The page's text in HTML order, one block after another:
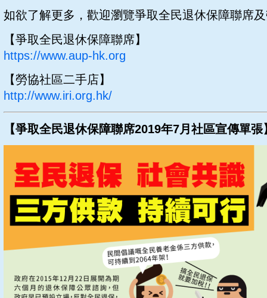
如欲了解更多，歡迎瀏覽爭取全民退休保障聯席
【爭取全民退休保障聯席】
https://www.aup-hk.org
【勞協社區二手店】
http://www.iri.org.hk/
【爭取全民退休保障聯席2019年7月社區宣傳單張